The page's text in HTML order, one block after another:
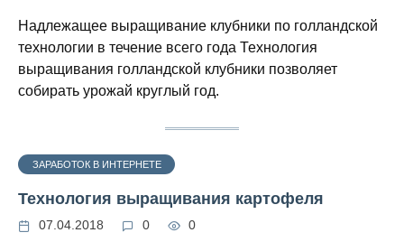
Надлежащее выращивание клубники по голландской
технологии в течение всего года Технология
выращивания голландской клубники позволяет
собирать урожай круглый год.
ЗАРАБОТОК В ИНТЕРНЕТЕ
Технология выращивания картофеля
07.04.2018 0 0